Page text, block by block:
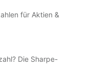
für Aktien &
Die Sharpe-